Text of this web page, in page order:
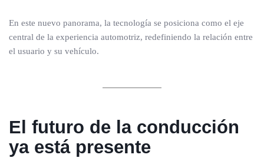
En este nuevo panorama, la tecnología se posiciona como el eje
central de la experiencia automotriz, redefiniendo la relación entre
el usuario y su vehículo.
El futuro de la conducción
ya está presente